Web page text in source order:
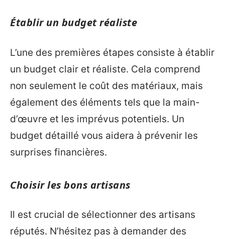
Établir un budget réaliste
L’une des premières étapes consiste à établir
un budget clair et réaliste. Cela comprend
non seulement le coût des matériaux, mais
également des éléments tels que la main-
d’œuvre et les imprévus potentiels. Un
budget détaillé vous aidera à prévenir les
surprises financières.
Choisir les bons artisans
Il est crucial de sélectionner des artisans
réputés. N’hésitez pas à demander des